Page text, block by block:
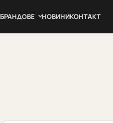
БРАНДОВЕ НОВИНИКОНТАКТ